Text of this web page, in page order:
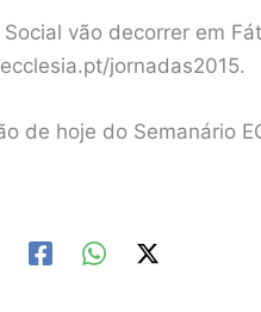
vão decorrer em
jornadas2015.
de hoje do Semanário